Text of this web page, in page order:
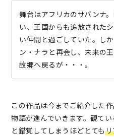
舞台はアフリカのサバンナ
い、王国からも追放された
い仲間と過ごしていた。し
ン・ナラと再会し、未来の
故郷へ戻るが・・・。
この作品は今までご紹介した
物語が進んでいきます。観て
と錯覚してしまうほどとても